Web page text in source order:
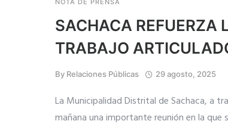
SACHACA REFUERZA
TRABAJO
By Relaciones Públicas 29 agosto, 2025
La Municipalidad Distrital de Sachaca, a
mañana una importante reunión en la que